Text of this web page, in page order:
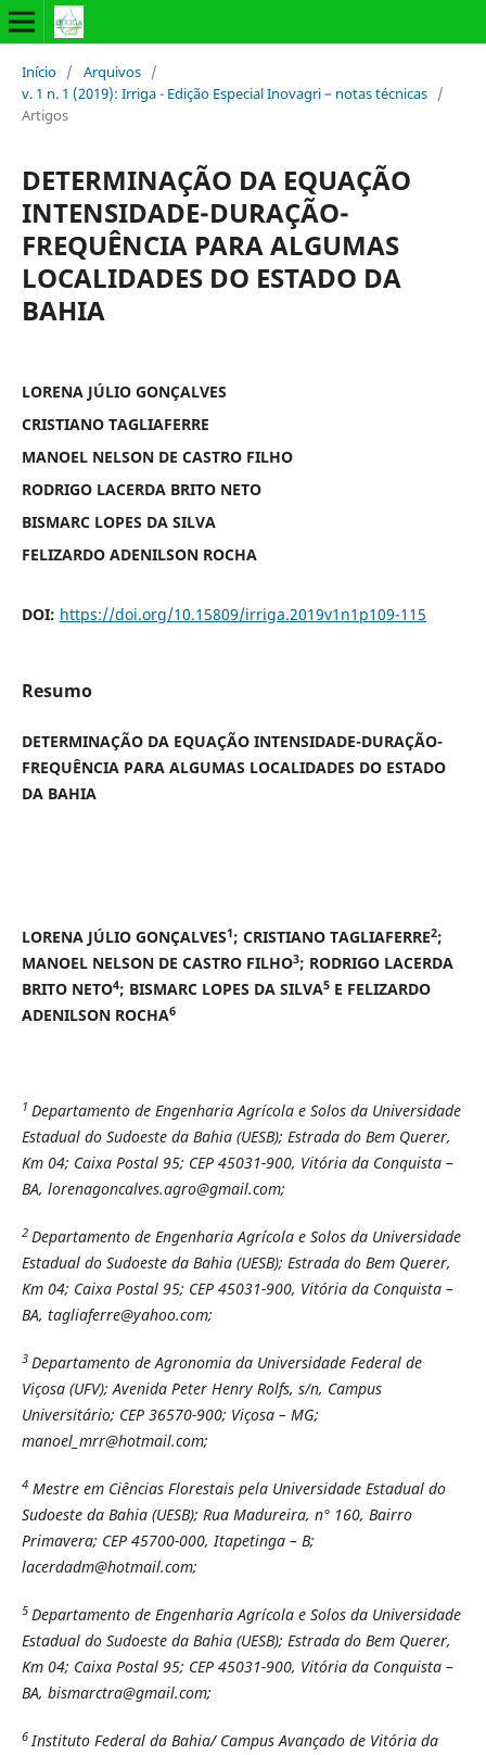
Início / Arquivos /
v. 1 n. 1 (2019): Irriga - Edição Especial Inovagri – notas técnicas /
Artigos
DETERMINAÇÃO DA EQUAÇÃO
INTENSIDADE-DURAÇÃO-
FREQUÊNCIA PARA ALGUMAS
LOCALIDADES DO ESTADO DA
BAHIA
LORENA JÚLIO GONÇALVES
CRISTIANO TAGLIAFERRE
MANOEL NELSON DE CASTRO FILHO
RODRIGO LACERDA BRITO NETO
BISMARC LOPES DA SILVA
FELIZARDO ADENILSON ROCHA
DOI: https://doi.org/10.15809/irriga.2019v1n1p109-115
Resumo
DETERMINAÇÃO DA EQUAÇÃO INTENSIDADE-DURAÇÃO-
FREQUÊNCIA PARA ALGUMAS LOCALIDADES DO ESTADO
DA BAHIA
LORENA JÚLIO GONÇALVES1; CRISTIANO TAGLIAFERRE2;
MANOEL NELSON DE CASTRO FILHO3; RODRIGO LACERDA
BRITO NETO4; BISMARC LOPES DA SILVA5E FELIZARDO
ADENILSON ROCHA6
1 Departamento de Engenharia Agrícola e Solos da Universidade
Estadual do Sudoeste da Bahia (UESB); Estrada do Bem Querer,
Km 04; Caixa Postal 95; CEP 45031-900, Vitória da Conquista –
BA, lorenagoncalves.agro@gmail.com;
2 Departamento de Engenharia Agrícola e Solos da Universidade
Estadual do Sudoeste da Bahia (UESB); Estrada do Bem Querer,
Km 04; Caixa Postal 95; CEP 45031-900, Vitória da Conquista –
BA, tagliaferre@yahoo.com;
3 Departamento de Agronomia da Universidade Federal de
Viçosa (UFV); Avenida Peter Henry Rolfs, s/n, Campus
Universitário; CEP 36570-900; Viçosa – MG;
manoel_mrr@hotmail.com;
4Mestre em Ciências Florestais pela Universidade Estadual do
Sudoeste da Bahia (UESB); Rua Madureira, n° 160, Bairro
Primavera; CEP 45700-000, Itapetinga – B;
lacerdadm@hotmail.com;
5 Departamento de Engenharia Agrícola e Solos da Universidade
Estadual do Sudoeste da Bahia (UESB); Estrada do Bem Querer,
Km 04; Caixa Postal 95; CEP 45031-900, Vitória da Conquista –
BA, bismarctra@gmail.com;
6 Instituto Federal da Bahia/ Campus Avançado de Vitória da